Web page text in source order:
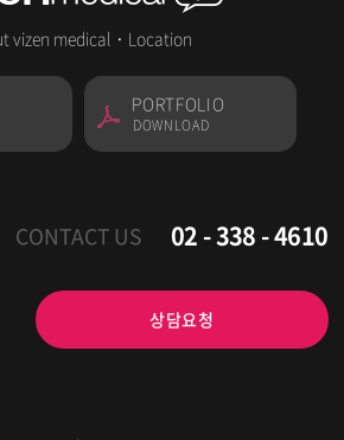
vizen medical · Location
PORTFOLIO
DOWNLOAD
CONTACT US 02 - 338 - 4610
상담요청